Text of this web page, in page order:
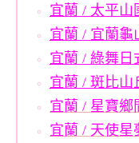
宜蘭 / 太平山
宜蘭 / 宜蘭龜
宜蘭 / 綠舞日
宜蘭 / 斑比山
宜蘭 / 星寶鄉
宜蘭 / 天使星